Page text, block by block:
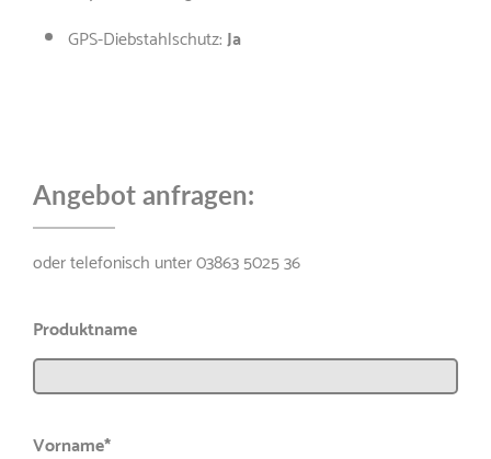
GPS-Diebstahlschutz: Ja
Angebot anfragen:
oder telefonisch unter 03863 5025 36
Produktname
Vorname*